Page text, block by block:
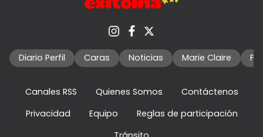
Diario Perfil Caras Noticias Marie Claire
Canales RSS Quienes Somos
Contáctenos
Privacidad
Equipo
Reglas de participación